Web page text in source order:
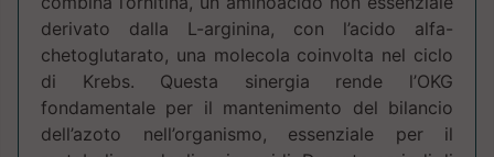
derivato dalla L-arginina, con l’acido alfa-
chetoglutarato, una molecola coinvolta nel ciclo
di Krebs. Questa sinergia rende l’OKG
fondamentale per il mantenimento del bilancio
dell’azoto nell’organismo, essenziale per il